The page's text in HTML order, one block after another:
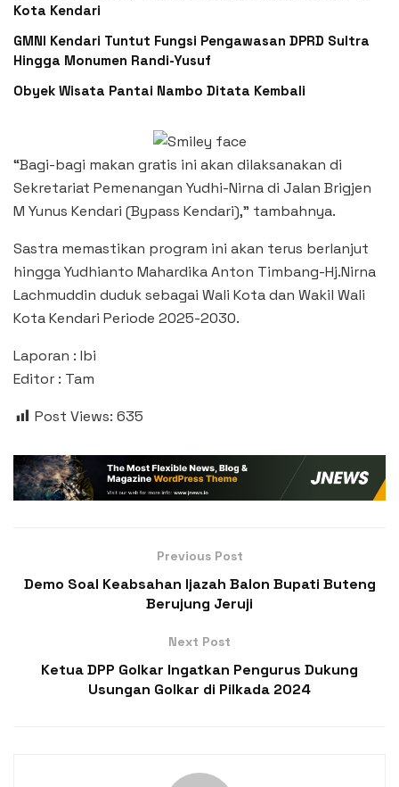
Kota Kendari
GMNI Kendari Tuntut Fungsi Pengawasan DPRD Sultra
Hingga Monumen Randi-Yusuf ‎
Obyek Wisata Pantai Nambo Ditata Kembali
“Bagi-bagi makan gratis ini akan dilaksanakan di
Sekretariat Pemenangan Yudhi-Nirna di Jalan Brigjen
M Yunus Kendari (Bypass Kendari),” tambahnya.
Sastra memastikan program ini akan terus berlanjut
hingga Yudhianto Mahardika Anton Timbang-Hj.Nirna
Lachmuddin duduk sebagai Wali Kota dan Wakil Wali
Kota Kendari Periode 2025-2030.
Laporan : Ibi
Editor : Tam
Post Views: 635
Previous Post
Demo Soal Keabsahan Ijazah Balon Bupati Buteng
Berujung Jeruji
Next Post
Ketua DPP Golkar Ingatkan Pengurus Dukung
Usungan Golkar di Pilkada 2024